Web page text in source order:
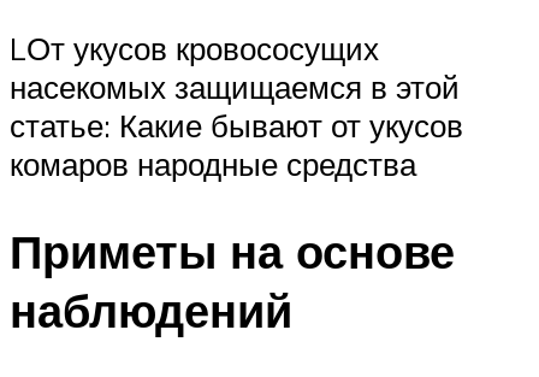
LОт укусов кровососущих
насекомых защищаемся в этой
статье: Какие бывают от укусов
комаров народные средства
Приметы на основе
наблюдений